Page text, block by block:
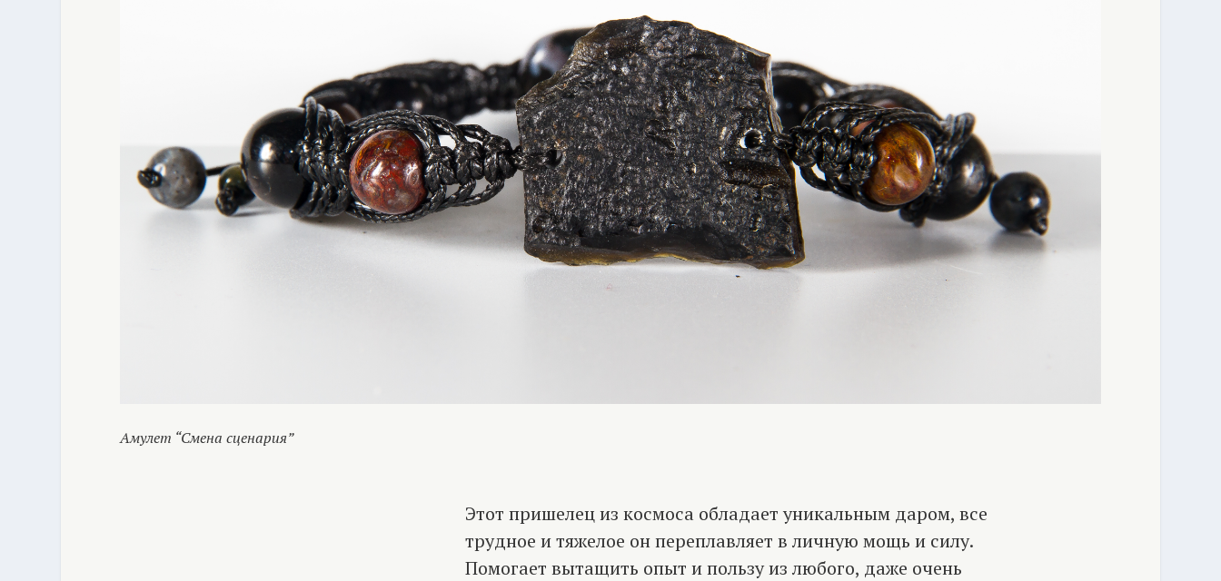
Амулет “Смена сценария”
Этот пришелец из космоса обладает уникальным даром, все
трудное и тяжелое он переплавляет в личную мощь и силу.
Помогает вытащить опыт и пользу из любого, даже очень